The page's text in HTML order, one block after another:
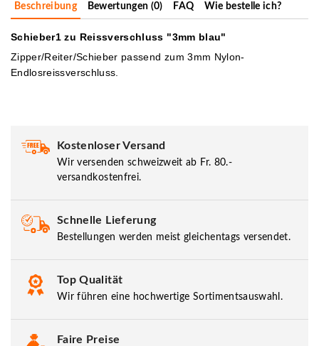
Beschreibung Bewertungen (0) FAQ Wie bestelle ich?
Schieber1 zu Reissverschluss "3mm blau"
Zipper/Reiter/Schieber passend zum 3mm Nylon-
Endlosreissverschluss.
Kostenloser Versand
Wir versenden schweizweit ab Fr. 80.-
versandkostenfrei.
Schnelle Lieferung
Bestellungen werden meist gleichentags versendet.
Top Qualität
Wir führen eine hochwertige Sortimentsauswahl.
Faire Preise